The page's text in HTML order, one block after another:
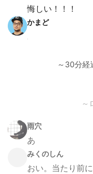
悔しい！！！
かまど
～30分
～
雨穴
あ
みくのしん
おい。当たり前